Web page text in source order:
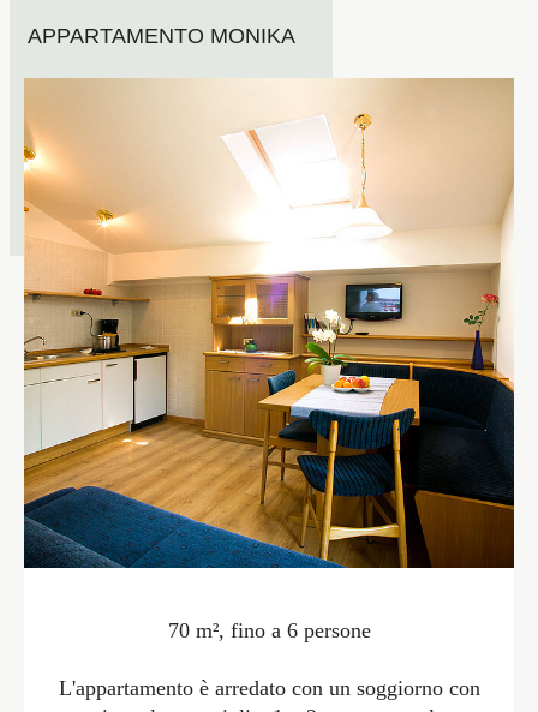
APPARTAMENTO MONIKA
70 m², fino a 6 persone
L'appartamento è arredato con un soggiorno con